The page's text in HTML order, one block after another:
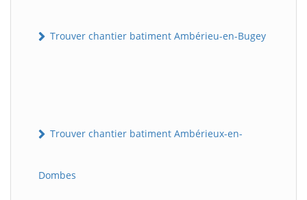
Trouver chantier batiment Ambérieu-en-Bugey
Trouver chantier batiment Ambérieux-en-
Dombes